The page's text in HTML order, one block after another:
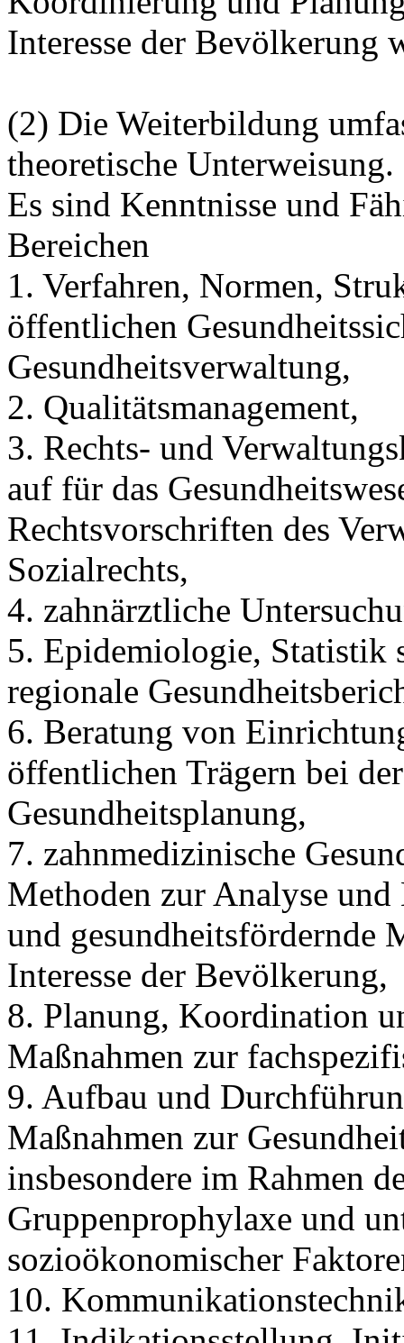
Interesse der Bevölkerung
(2) Die Weiterbildung
theoretische Unterweisung.
Es sind Kenntnisse und
Bereichen
1. Verfahren, Normen,
öffentlichen
Gesundheitsverwaltung,
2. Qualitätsmanagement,
3. Rechts- und
auf für das
Rechtsvorschriften des
Sozialrechts,
4. zahnärztliche
5. Epidemiologie, Statistik
regionale
6. Beratung von
öffentlichen Trägern bei
Gesundheitsplanung,
7. zahnmedizinische
Methoden zur Analyse
und gesundheitsfördernde
Interesse der Bevölkerung,
8. Planung, Koordination
Maßnahmen zur
9. Aufbau und
Maßnahmen zur
insbesondere im Rahmen
Gruppenprophylaxe und
sozioökonomischer
10.